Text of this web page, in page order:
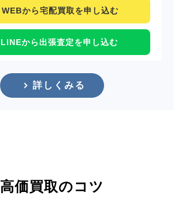
WEBから宅配買取を申し込む
LINEから出張査定を申し込む
詳しくみる
高価買取のコツ